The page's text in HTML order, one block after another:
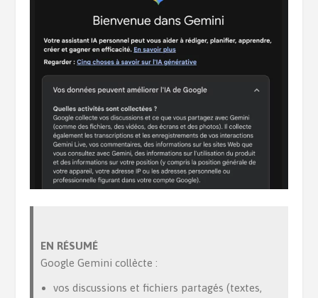
EN RÉSUMÉ
Google Gemini collècte :
vos discussions et fichiers partagés (textes,